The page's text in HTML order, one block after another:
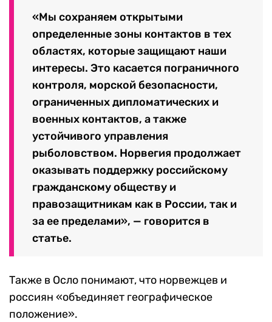
«Мы сохраняем открытыми
определенные зоны контактов в тех
областях, которые защищают наши
интересы. Это касается пограничного
контроля, морской безопасности,
ограниченных дипломатических и
военных контактов, а также
устойчивого управления
рыболовством. Норвегия продолжает
оказывать поддержку российскому
гражданскому обществу и
правозащитникам как в России, так и
за ее пределами», — говорится в
статье.
Также в Осло понимают, что норвежцев и
россиян «объединяет географическое
положение».